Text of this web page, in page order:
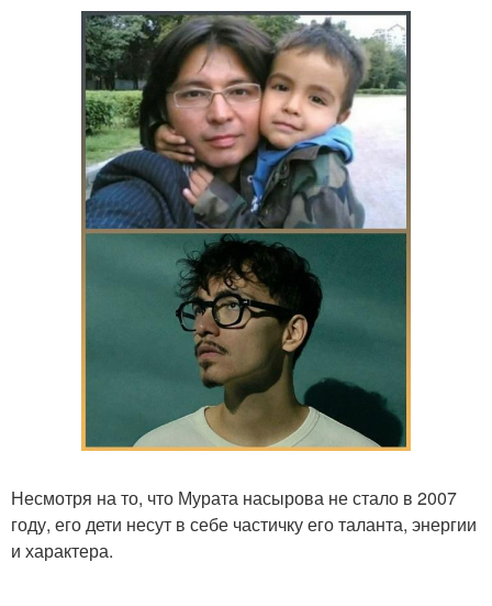
Несмотря на то, что Мурата насырова не стало в 2007
году, его дети несут в себе частичку его таланта, энергии
и характера.